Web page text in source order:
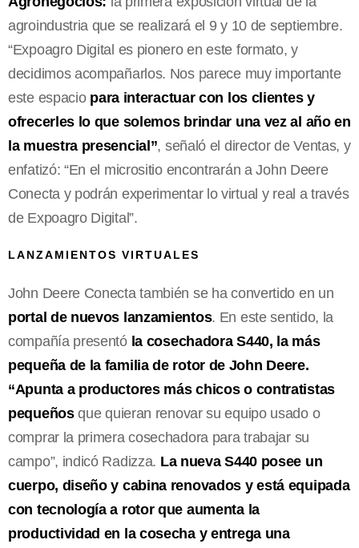
agroindustria que se realizará el 9 y 10 de septiembre.
“Expoagro Digital es pionero en este formato, y
decidimos acompañarlos. Nos parece muy importante
este espaciopara interactuar con los clientes y
ofrecerles lo que solemos brindar una vez al año en
la muestra presencial”, señaló el director de Ventas, y
enfatizó: “En el micrositio encontrarán a John Deere
Conecta y podrán experimentar lo virtual y real a través
de Expoagro Digital”.
LANZAMIENTOS VIRTUALES
John Deere Conecta también se ha convertido en un
portal de nuevos lanzamientos. En este sentido, la
compañía presentó la cosechadora S440, la más
pequeña de la familia de rotor de John Deere.
“Apunta a productores más chicos o contratistas
pequeñosque quieran renovar su equipo usado o
comprar la primera cosechadora para trabajar su
campo”, indicó Radizza. La nueva S440 posee un
cuerpo, diseño y cabina renovados y está equipada
con tecnología a rotor que aumenta la
productividad en la cosecha y entrega una